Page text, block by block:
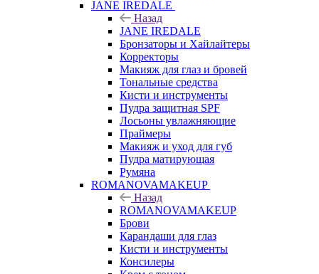
JANE IREDALE
Назад
JANE IREDALE
Бронзаторы и Хайлайтеры
Корректоры
Макияж для глаз и бровей
Тональные средства
Кисти и инструменты
Пудра защитная SPF
Лосьоны увлажняющие
Праймеры
Макияж и уход для губ
Пудра матирующая
Румяна
ROMANOVAMAKEUP
Назад
ROMANOVAMAKEUP
Брови
Карандаши для глаз
Кисти и инструменты
Консилеры